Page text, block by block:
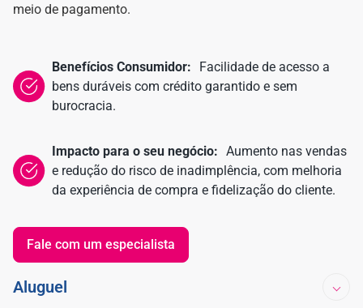
meio de pagamento.
Benefícios Consumidor: Facilidade de acesso a
bens duráveis com crédito garantido e sem
burocracia.
Impacto para o seu negócio: Aumento nas vendas
e redução do risco de inadimplência, com melhoria
da experiência de compra e fidelização do cliente.
Fale com um especialista
Aluguel